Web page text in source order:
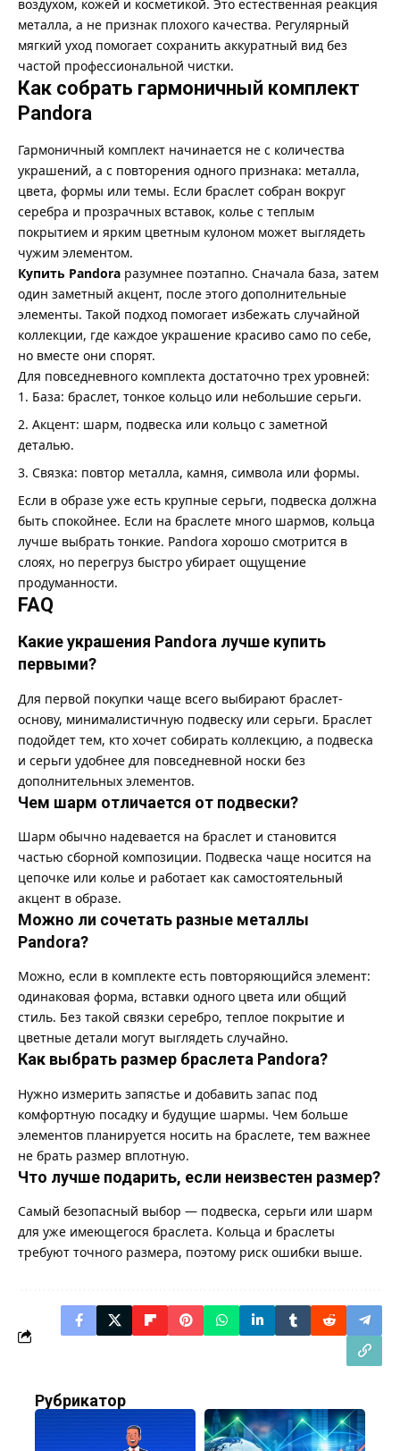
воздухом, кожей и косметикой. Это естественная реакция
металла, а не признак плохого качества. Регулярный
мягкий уход помогает сохранить аккуратный вид без
частой профессиональной чистки.
Как собрать гармоничный комплект
Pandora
Гармоничный комплект начинается не с количества
украшений, а с повторения одного признака: металла,
цвета, формы или темы. Если браслет собран вокруг
серебра и прозрачных вставок, колье с теплым
покрытием и ярким цветным кулоном может выглядеть
чужим элементом.
Купить Pandora разумнее поэтапно. Сначала база, затем
один заметный акцент, после этого дополнительные
элементы. Такой подход помогает избежать случайной
коллекции, где каждое украшение красиво само по себе,
но вместе они спорят.
Для повседневного комплекта достаточно трех уровней:
База: браслет, тонкое кольцо или небольшие серьги.
Акцент: шарм, подвеска или кольцо с заметной
деталью.
Связка: повтор металла, камня, символа или формы.
Если в образе уже есть крупные серьги, подвеска должна
быть спокойнее. Если на браслете много шармов, кольца
лучше выбрать тонкие. Pandora хорошо смотрится в
слоях, но перегруз быстро убирает ощущение
продуманности.
FAQ
Какие украшения Pandora лучше купить
первыми?
Для первой покупки чаще всего выбирают браслет-
основу, минималистичную подвеску или серьги. Браслет
подойдет тем, кто хочет собирать коллекцию, а подвеска
и серьги удобнее для повседневной носки без
дополнительных элементов.
Чем шарм отличается от подвески?
Шарм обычно надевается на браслет и становится
частью сборной композиции. Подвеска чаще носится на
цепочке или колье и работает как самостоятельный
акцент в образе.
Можно ли сочетать разные металлы
Pandora?
Можно, если в комплекте есть повторяющийся элемент:
одинаковая форма, вставки одного цвета или общий
стиль. Без такой связки серебро, теплое покрытие и
цветные детали могут выглядеть случайно.
Как выбрать размер браслета Pandora?
Нужно измерить запястье и добавить запас под
комфортную посадку и будущие шармы. Чем больше
элементов планируется носить на браслете, тем важнее
не брать размер вплотную.
Что лучше подарить, если неизвестен размер?
Самый безопасный выбор — подвеска, серьги или шарм
для уже имеющегося браслета. Кольца и браслеты
требуют точного размера, поэтому риск ошибки выше.
Рубрикатор